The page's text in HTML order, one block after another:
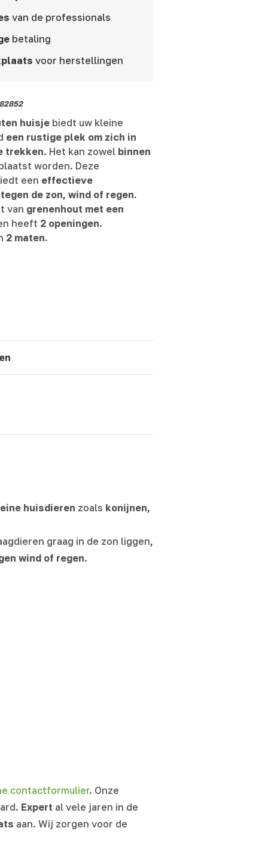
van de professionals
betaling
voor herstellingen
huisje biedt uw kleine
een rustige plek om zich in
trekken. Het kan zowel binnen
worden. Deze
een effectieve
de zon, wind of regen.
van grenenhout met een
heeft 2 openingen.
2 maten.
huisdieren zoals konijnen,
graag in de zon liggen,
wind of regen.
contactformulier. Onze
Expert al vele jaren in de
aan. Wij zorgen voor de